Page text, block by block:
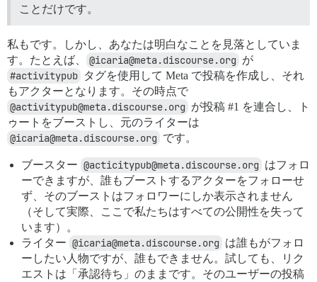
ことだけです。
私もです。しかし、あなたは明白なことを見落としていま
す。たとえば、
@icaria@meta.discourse.org が
#activitypub タグを使用して Meta で投稿を作成し、それ
もアクターとなります。その時点で
@activitypub@meta.discourse.org が投稿 #1 を連合し、ト
ゥートをブーストし、元のライターは
@icaria@meta.discourse.org です。
ブースター @acticitypub@meta.discourse.org はフォロ
ーできますが、誰もブーストするアクターをフォローせ
ず、そのブーストはフォロワーにしか表示されません
（そして実際、ここで私たちはすべての公開性を失って
います）。
ライター @icaria@meta.discourse.org は誰もがフォロ
ーしたい人物ですが、誰もできません。試しても、リク
エストは「承認待ち」のままです。そのユーザーの投稿